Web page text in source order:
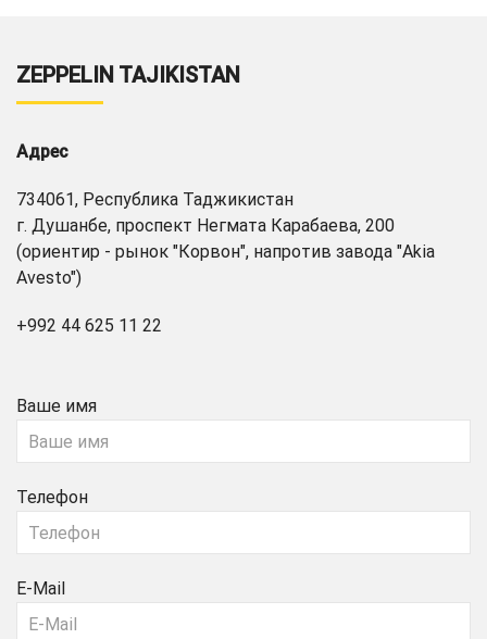
ZEPPELIN TAJIKISTAN
Адрес
734061, Республика Таджикистан
г. Душанбе, проспект Негмата Карабаева, 200
(ориентир - рынок "Корвон", напротив завода "Akia
Avesto")
+992 44 625 11 22
Ваше имя
Телефон
E-Mail